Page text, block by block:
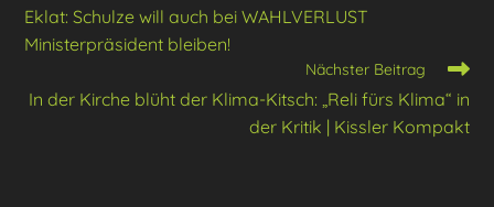
Artikel
ansehen
Eklat: Schulze will auch bei WAHLVERLUST
Ministerpräsident bleiben!
Nächster Beitrag
In der Kirche blüht der Klima-Kitsch: „Reli fürs Klima“ in
der Kritik | Kissler Kompakt